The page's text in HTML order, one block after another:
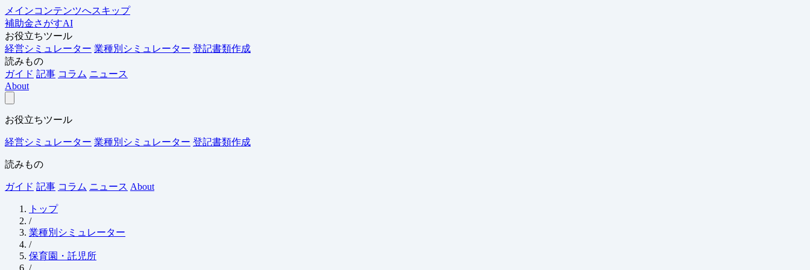
メインコンテンツへスキップ
補助金さがすAI
お役立ちツール
経営シミュレーター 業種別シミュレーター 登記書類作成
読みもの
ガイド 記事 コラム ニュース
About
お役立ちツール
経営シミュレーター 業種別シミュレーター 登記書類作成
読みもの
ガイド 記事 コラム ニュース About
トップ
/
業種別シミュレーター
/
保育園・託児所
/